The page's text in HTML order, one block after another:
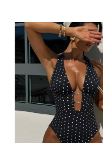
ДО КОШИКА
ДЕТАЛЬНІШЕ